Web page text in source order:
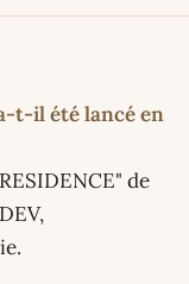
t-il été lancé en
de